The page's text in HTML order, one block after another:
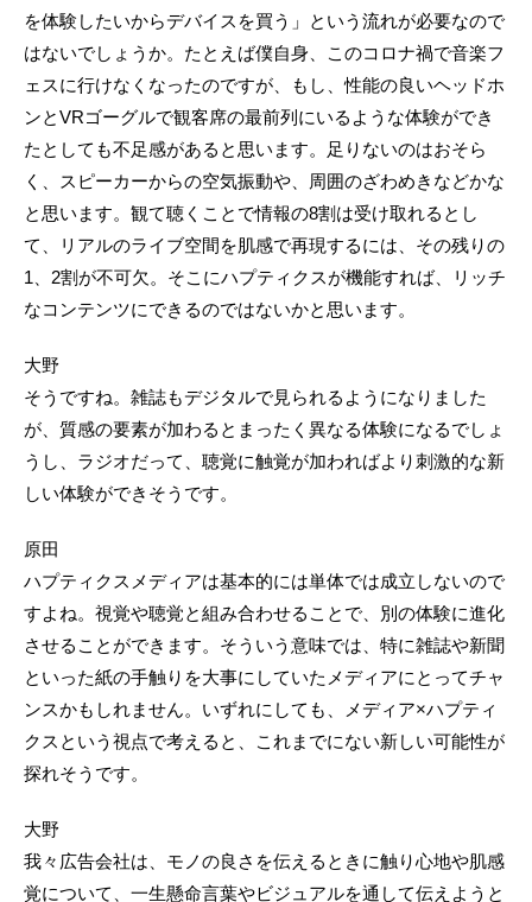
を体験したいからデバイスを買う」という流れが必要なので
はないでしょうか。たとえば僕自身、このコロナ禍で音楽フ
ェスに行けなくなったのですが、もし、性能の良いヘッドホ
ンとVRゴーグルで観客席の最前列にいるような体験ができ
たとしても不足感があると思います。足りないのはおそら
く、スピーカーからの空気振動や、周囲のざわめきなどかな
と思います。観て聴くことで情報の8割は受け取れるとし
て、リアルのライブ空間を肌感で再現するには、その残りの
1、2割が不可欠。そこにハプティクスが機能すれば、リッチ
なコンテンツにできるのではないかと思います。
大野
そうですね。雑誌もデジタルで見られるようになりました
が、質感の要素が加わるとまったく異なる体験になるでしょ
うし、ラジオだって、聴覚に触覚が加わればより刺激的な新
しい体験ができそうです。
原田
ハプティクスメディアは基本的には単体では成立しないので
すよね。視覚や聴覚と組み合わせることで、別の体験に進化
させることができます。そういう意味では、特に雑誌や新聞
といった紙の手触りを大事にしていたメディアにとってチャ
ンスかもしれません。いずれにしても、メディア×ハプティ
クスという視点で考えると、これまでにない新しい可能性が
探れそうです。
大野
我々広告会社は、モノの良さを伝えるときに触り心地や肌感
覚について、一生懸命言葉やビジュアルを通して伝えようと